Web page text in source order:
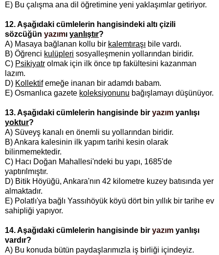
E) Bu çalışma ana dil öğretimine yeni yaklaşımlar getiriyor.
12. Aşağıdaki cümlelerin hangisindeki altı çizili
sözcüğün yazımı yanlıştır?
A) Masaya bağlanan kollu bir kalemtıraşı bile vardı.
B) Öğrenci kulüpleri sosyalleşmenin yollarından biridir.
C) Psikiyatr olmak için ilk önce tıp fakültesini kazanman
lazım.
D) Kollektifemeğe inanan bir adamdı babam.
E) Osmanlıca gazete koleksiyonunu bağışlamayı düşünüyor.
13. Aşağıdaki cümlelerin hangisinde bir yazım yanlışı
yoktur?
A) Süveyş kanalı en önemli su yollarından biridir.
B) Ankara kalesinin ilk yapım tarihi kesin olarak
bilinmemektedir.
C) Hacı Doğan Mahallesi'ndeki bu yapı, 1685'de
yaptırılmıştır.
D) Bitik Höyüğü, Ankara'nın 42 kilometre kuzey batısında yer
almaktadır.
E) Polatlı'ya bağlı Yassıhöyük köyü dört bin yıllık bir tarihe ev
sahipliği yapıyor.
14. Aşağıdaki cümlelerin hangisinde bir yazım yanlışı
vardır?
A) Bu konuda bütün paydaşlarımızla iş birliği içindeyiz.